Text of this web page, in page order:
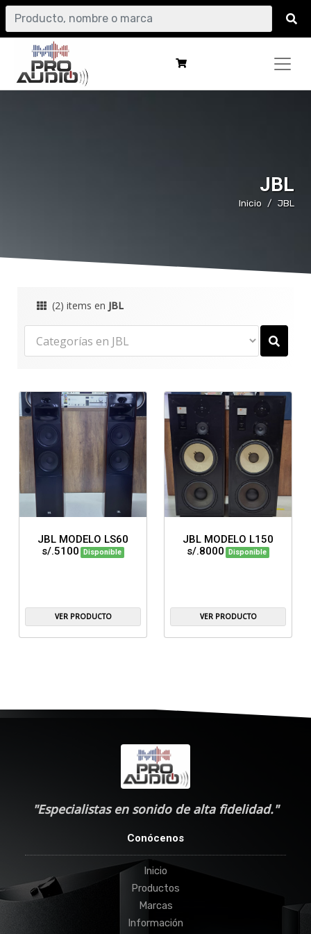
JBL
Inicio JBL
(2) items en JBL
JBL MODELO LS60
s/.5100
Disponible
VER PRODUCTO
JBL MODELO L150
s/.8000
Disponible
VER PRODUCTO
"Especialistas en sonido de alta fidelidad."
Conócenos
Inicio
Productos
Marcas
Información